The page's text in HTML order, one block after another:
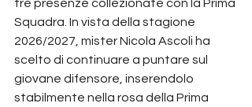
tre presenze collezionate con la Prima
Squadra. In vista della stagione
2026/2027, mister Nicola Ascoli ha
scelto di continuare a puntare sul
giovane difensore, inserendolo
stabilmente nella rosa della Prima